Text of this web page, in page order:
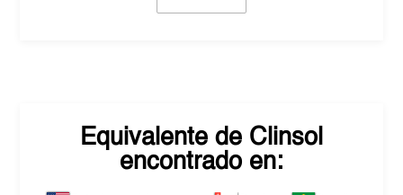
Equivalente de Clinsol
encontrado en: